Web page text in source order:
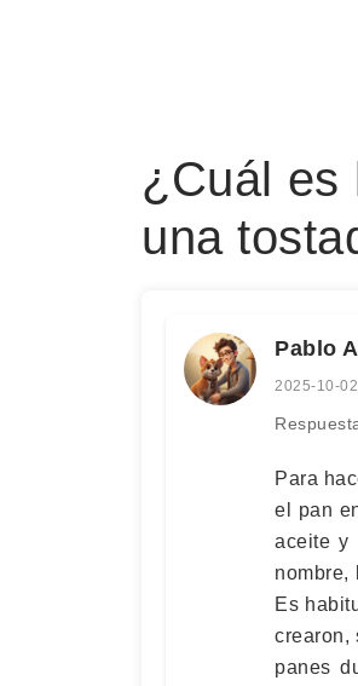
¿Cuál es
una
Pablo
2025-10-
Para
el pan
aceite y
nombre,
Es
crearon,
panes